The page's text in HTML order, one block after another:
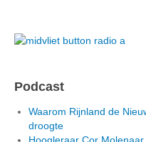
Podcast
Waarom Rijnland de
droogte